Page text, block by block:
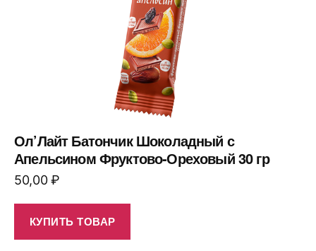
Ол’Лайт Батончик Шоколадный с
Апельсином Фруктово-Ореховый 30 гр
50,00₽
КУПИТЬ ТОВАР